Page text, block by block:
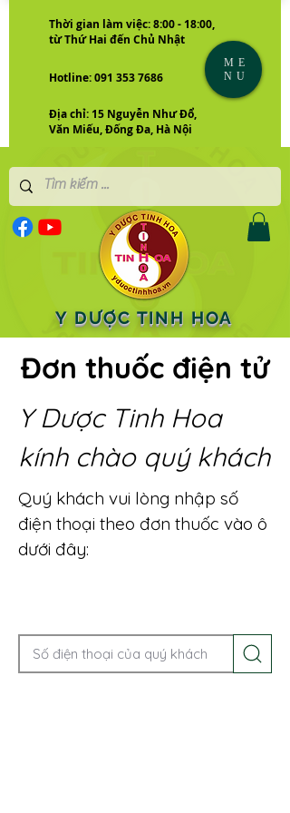
Thời gian làm việc: 8:00 - 18:00,
từ Thứ Hai đến Chủ Nhật
Hotline: 091 353 7686
Địa chỉ: 15 Nguyễn Như Đổ,
Văn Miếu, Đống Đa, Hà Nội
Y DƯỢC TINH HOA
ME
NU
Đơn thuốc điện tử
Y Dược Tinh Hoa
kính chào quý khách
Quý khách vui lòng nhập số
điện thoại theo đơn thuốc vào ô
dưới đây: